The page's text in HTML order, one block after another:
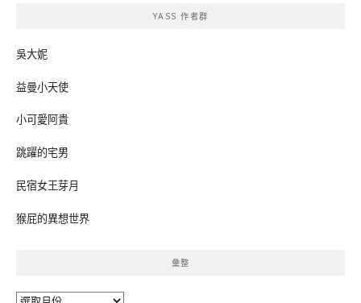
YASS 作者群
吳大妮
益曼小天使
小可愛阿貴
跳躍的宅男
民宿女王芽月
猴屁的異想世界
彙整
彙